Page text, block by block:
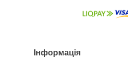
Інформація